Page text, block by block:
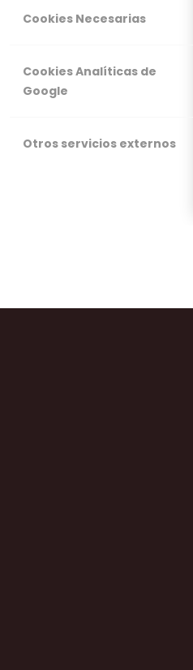
Cookies Necesarias
Cookies Analíticas de
Google
Otros servicios externos
DEL